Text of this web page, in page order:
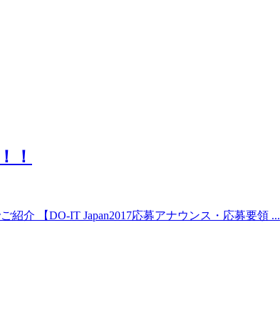
！
紹介 【DO-IT Japan2017応募アナウンス・応募要領 ...